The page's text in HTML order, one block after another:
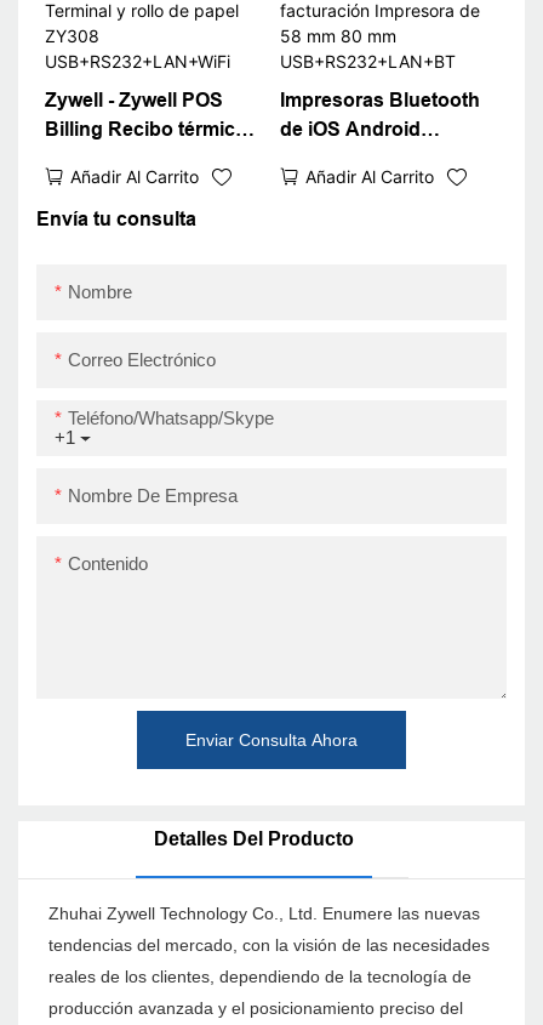
controladores Paper
USB+Wifi
Zywell - Zywell POS
Billing Recibo térmico
Terminal y rollo de
papel ZY308
Añadir Al Carrito
Impresoras Bluetooth
de iOS Android
Pos de facturación
Añadir Al Carrito
Envía tu consulta
Nombre
Correo Electrónico
+1
Teléfono/whatsapp/skype
Nombre De Empresa
Contenido
Enviar Consulta Ahora
Detalles Del Producto
Zhuhai Zywell Technology Co., Ltd. Enumere las nuevas
tendencias del mercado, con la visión de las necesidades
reales de los clientes, dependiendo de la tecnología de
producción avanzada y el posicionamiento preciso del